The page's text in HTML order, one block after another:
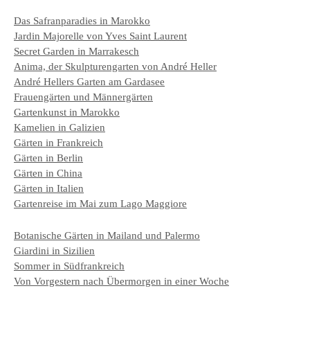
Das Safranparadies in Marokko
Jardin Majorelle von Yves Saint Laurent
Secret Garden in Marrakesch
Anima, der Skulpturengarten von André Heller
André Hellers Garten am Gardasee
Frauengärten und Männergärten
Gartenkunst in Marokko
Kamelien in Galizien
Gärten in Frankreich
Gärten in Berlin
Gärten in China
Gärten in Italien
Gartenreise im Mai zum Lago Maggiore
Botanische Gärten in Mailand und Palermo
Giardini in Sizilien
Sommer in Südfrankreich
Von Vorgestern nach Übermorgen in einer Woche